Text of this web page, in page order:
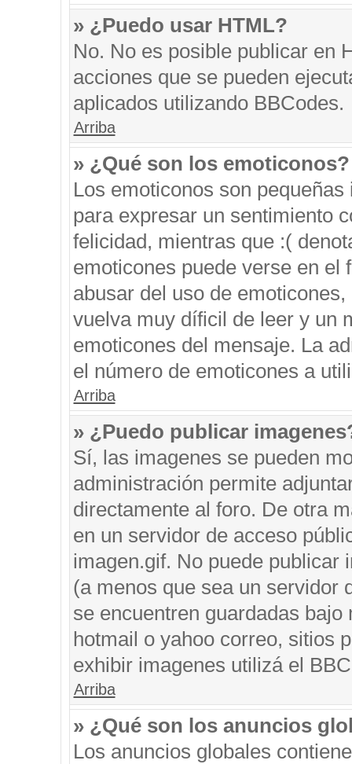
» ¿Puedo usar HTML?
No. No es posible publicar en
acciones que se pueden
aplicados utilizando BBCodes.
Arriba
» ¿Qué son los emoticonos?
Los emoticonos son
para expresar un sentimiento
felicidad, mientras que :(
emoticones puede verse en el
abusar del uso de
vuelva muy díficil de leer y un
emoticones del mensaje. La
el número de emoticones a
Arriba
» ¿Puedo publicar
Sí, las imagenes se pueden
administración permite
directamente al foro. De otra
en un servidor de acceso
imagen.gif. No puede publicar
(a menos que sea un servidor
se encuentren guardadas
hotmail o yahoo correo, sitios
exhibir imagenes utilizá el
Arriba
» ¿Qué son los anuncios
Los anuncios globales